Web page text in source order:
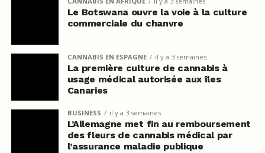
Le Botswana ouvre la voie à la culture
commerciale du chanvre
CANNABIS EN ESPAGNE il y a 3 semaines
La première culture de cannabis à
usage médical autorisée aux îles
Canaries
BUSINESS il y a 3 semaines
L’Allemagne met fin au remboursement
des fleurs de cannabis médical par
l’assurance maladie publique